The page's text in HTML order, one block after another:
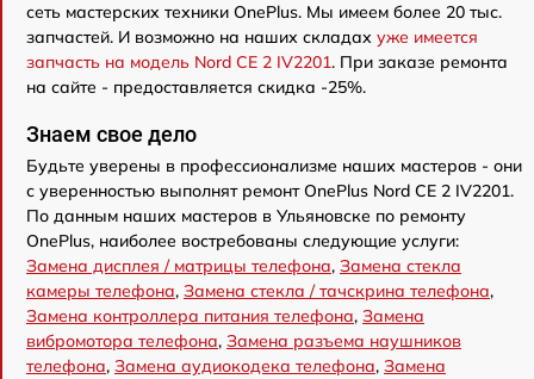
сеть мастерских техники OnePlus. Мы имеем более 20 тыс.
запчастей. И возможно на наших складах уже имеется
запчасть на модель Nord CE 2 IV2201. При заказе ремонта
на сайте - предоставляется скидка -25%.
Знаем свое дело
Будьте уверены в профессионализме наших мастеров - они
с уверенностью выполнят ремонт OnePlus Nord CE 2 IV2201.
По данным наших мастеров в Ульяновске по ремонту
OnePlus, наиболее востребованы следующие услуги:
Замена дисплея / матрицы телефона, Замена стекла
камеры телефона, Замена стекла / тачскрина телефона,
Замена контроллера питания телефона, Замена
вибромотора телефона, Замена разъема наушников
телефона, Замена аудиокодека телефона, Замена